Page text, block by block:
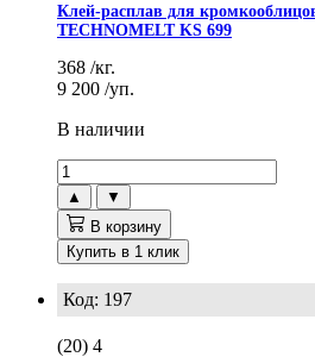
Клей-расплав для
TECHNOMELT KS 699
368 /кг.
9 200 /уп.
В наличии
▲
▼
В корзину
Купить в 1 клик
Код: 197
(20) 4